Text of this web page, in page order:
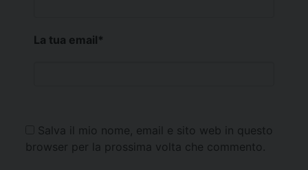
La tua email*
Salva il mio nome, email e sito web in questo
browser per la prossima volta che commento.